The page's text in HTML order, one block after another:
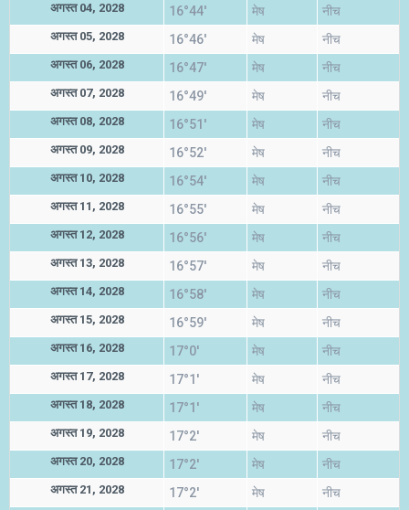
अगस्त 04, 2028 16°44' मेष नीच
अगस्त 05, 2028 16°46' मेष नीच
अगस्त 06, 2028 16°47' मेष नीच
अगस्त 07, 2028 16°49' मेष नीच
अगस्त 08, 2028 16°51' मेष नीच
अगस्त 09, 2028 16°52' मेष नीच
अगस्त 10, 2028 16°54' मेष नीच
अगस्त 11, 2028 16°55' मेष नीच
अगस्त 12, 2028 16°56' मेष नीच
अगस्त 13, 2028 16°57' मेष नीच
अगस्त 14, 2028 16°58' मेष नीच
अगस्त 15, 2028 16°59' मेष नीच
अगस्त 16, 2028 17°0' मेष नीच
अगस्त 17, 2028 17°1' मेष नीच
अगस्त 18, 2028 17°1' मेष नीच
अगस्त 19, 2028 17°2' मेष नीच
अगस्त 20, 2028 17°2' मेष नीच
अगस्त 21, 2028 17°2' मेष नीच